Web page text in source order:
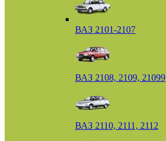
ВАЗ 2101-2107
ВАЗ 2108, 2109, 21099
ВАЗ 2110, 2111, 2112